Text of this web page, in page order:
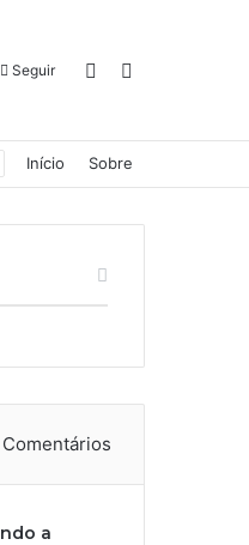
Seguir Switch skin
Início Sobre
Comentários
a